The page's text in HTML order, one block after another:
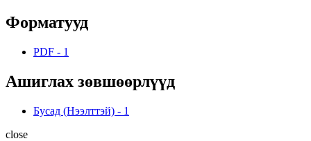
Форматууд
PDF - 1
Ашиглах зөвшөөрлүүд
Бусад (Нээлттэй) - 1
close